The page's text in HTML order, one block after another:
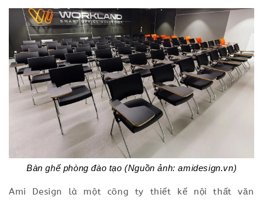
Bàn ghế phòng đào tạo (Nguồn ảnh: amidesign.vn)
Ami Design là một công ty thiết kế nội thất văn